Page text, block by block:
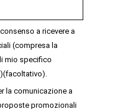
a ricevere a
(compresa la
mio specifico
la comunicazione a
promozionali